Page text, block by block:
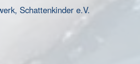
Schattenkinder e.V.